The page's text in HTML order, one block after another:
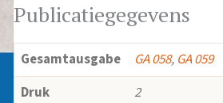
Publicatiegegevens
Gesamtausgabe GA 058, GA 059
Druk
2